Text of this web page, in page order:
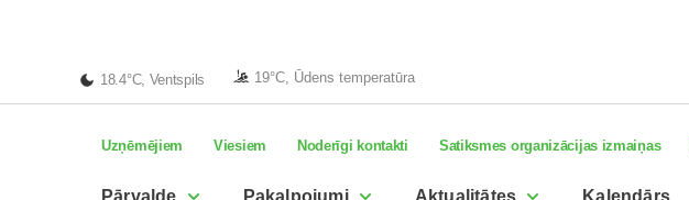
18.4°C, Ventspils 19°C, Ūdens temperatūra
Uzņēmējiem Viesiem Noderīgi kontakti Satiksmes organizācijas izmaiņas
Pārvalde Pakalpojumi Aktualitātes Kalendārs